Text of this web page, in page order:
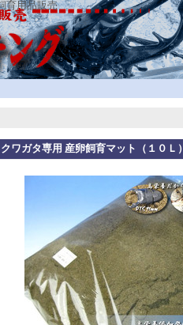
育用品販売
クワガタ専用 産卵飼育マット（１０Ｌ）